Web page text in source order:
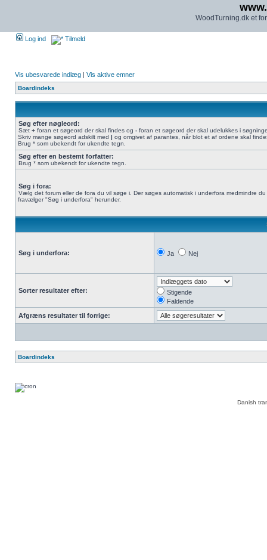
WoodTurning.dk et
Log ind Tilmeld
Vis ubesvarede indlæg | Vis aktive emner
Boardindeks
Søg efter nøgleord:
Sæt + foran et søgeord der skal findes og - foran et søgeord der skal udelukkes i
Skriv mange søgeord adskilt med | og omgivet af parantes, når blot et af ordene skal
Brug * som ubekendt for ukendte tegn.
Søg efter en bestemt forfatter:
Brug * som ubekendt for ukendte tegn.
Søg i fora:
Vælg det forum eller de fora du vil søge i. Der søges automatisk i underfora medmindre du
fravælger "Søg i underfora" herunder.
Søg i underfora: Ja Nej
Sorter resultater efter:
Stigende
Faldende
Afgræns resultater til forrige:
Boardindeks
Danish